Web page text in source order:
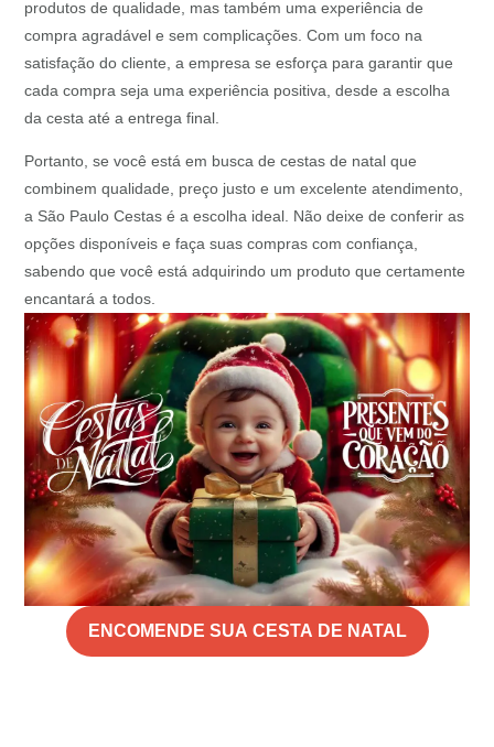
produtos de qualidade, mas também uma experiência de
compra agradável e sem complicações. Com um foco na
satisfação do cliente, a empresa se esforça para garantir que
cada compra seja uma experiência positiva, desde a escolha
da cesta até a entrega final.
Portanto, se você está em busca de cestas de natal que
combinem qualidade, preço justo e um excelente atendimento,
a São Paulo Cestas é a escolha ideal. Não deixe de conferir as
opções disponíveis e faça suas compras com confiança,
sabendo que você está adquirindo um produto que certamente
encantará a todos.
ENCOMENDE SUA CESTA DE NATAL